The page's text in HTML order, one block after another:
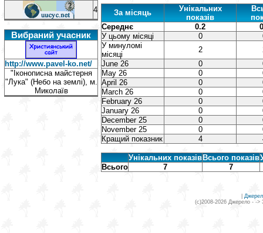
4
Вибраний учасник
http://www.pavel-ko.net/
"Іконописна майстерня
"Лука" (Небо на землі), м.
Миколаїв
За місяць
Унікальних
показів
Середнє
0.2
У цьому місяці
0
У минуломі
місяці
2
June 26
0
May 26
0
April 26
0
March 26
0
February 26
0
January 26
0
December 25
0
November 25
0
Кращий показник
4
Унікальних показів Всього показів
Всього
7 7
(c)2008-2026 Джерело - ->